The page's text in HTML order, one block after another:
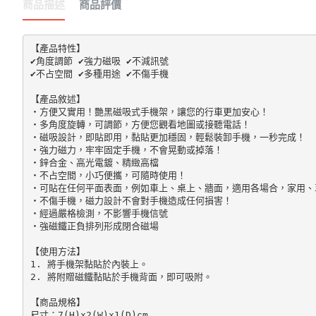
商品描述 商品評價
【產品特性】
✔角度調節 ✔強力磁吸 ✔不減訊號
✔不占空間 ✔多種用途 ✔不傷手機
【產品敘述】
‧方便又實用！艷黑磁吸式手機架，讓您的行車更加安心！
‧多角度旋轉，可調節，方便您觀看地圖或接聽電話！
‧磁吸設計，即貼即用，黏貼更加穩固，輕鬆裝卸手機，一秒完成！
‧強力磁力，牢牢固定手機，不會晃動或掉落！
‧鋅合金、高光電鍍、精緻高檔
‧不占空間，小巧便攜，可隨時使用！
‧可貼在任何平面表面，例如車上、桌上、牆面，適用各場合，家用、
‧不傷手機，磁力設計不會對手機造成任何損害！
‧經過嚴格檢測，不影響手機信號
‧強磁鐵正負排列形成閉合磁場
【使用方法】
1. 將手機架黏貼於內裝上。
2. 將附贈磁鐵黏貼於手機背面，即可吸附。
【商品規格】